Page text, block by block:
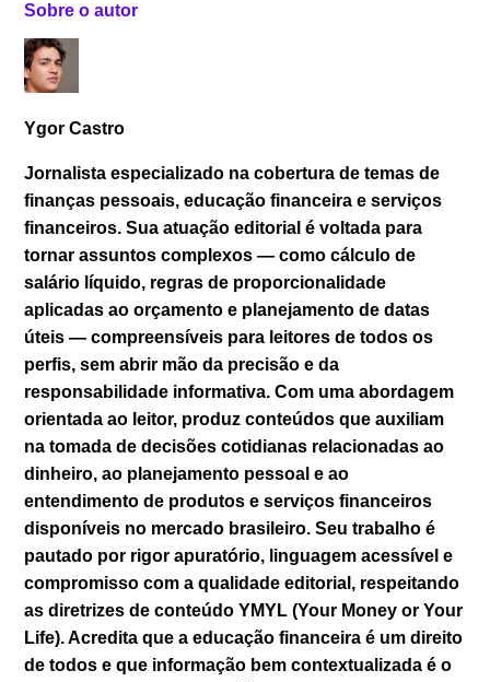
Sobre o autor
Ygor Castro
Jornalista especializado na cobertura de temas de
finanças pessoais, educação financeira e serviços
financeiros. Sua atuação editorial é voltada para
tornar assuntos complexos — como cálculo de
salário líquido, regras de proporcionalidade
aplicadas ao orçamento e planejamento de datas
úteis — compreensíveis para leitores de todos os
perfis, sem abrir mão da precisão e da
responsabilidade informativa. Com uma abordagem
orientada ao leitor, produz conteúdos que auxiliam
na tomada de decisões cotidianas relacionadas ao
dinheiro, ao planejamento pessoal e ao
entendimento de produtos e serviços financeiros
disponíveis no mercado brasileiro. Seu trabalho é
pautado por rigor apuratório, linguagem acessível e
compromisso com a qualidade editorial, respeitando
as diretrizes de conteúdo YMYL (Your Money or Your
Life). Acredita que a educação financeira é um direito
de todos e que informação bem contextualizada é o